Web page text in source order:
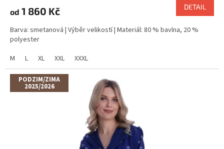
od 1 860 Kč DETAIL
Barva: smetanová | Výběr velikostí | Materiál: 80 % bavlna, 20 %
polyester
M
L XL XXL XXXL
PODZIM/ZIMA
2025/2026